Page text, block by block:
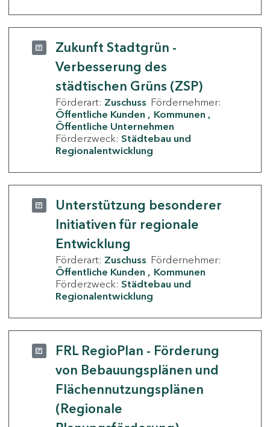
Zukunft Stadtgrün -
Verbesserung des
städtischen Grüns (ZSP)
Förderart: Zuschuss Fördernehmer:
Öffentliche Kunden
Kommunen
Öffentliche Unternehmen
Förderzweck: Städtebau und
Regionalentwicklung
Unterstützung besonderer
Initiativen für regionale
Entwicklung
Förderart: Zuschuss Fördernehmer:
Öffentliche Kunden
Kommunen
Förderzweck: Städtebau und
Regionalentwicklung
FRL RegioPlan - Förderung
von Bebauungsplänen und
Flächennutzungsplänen
(Regionale